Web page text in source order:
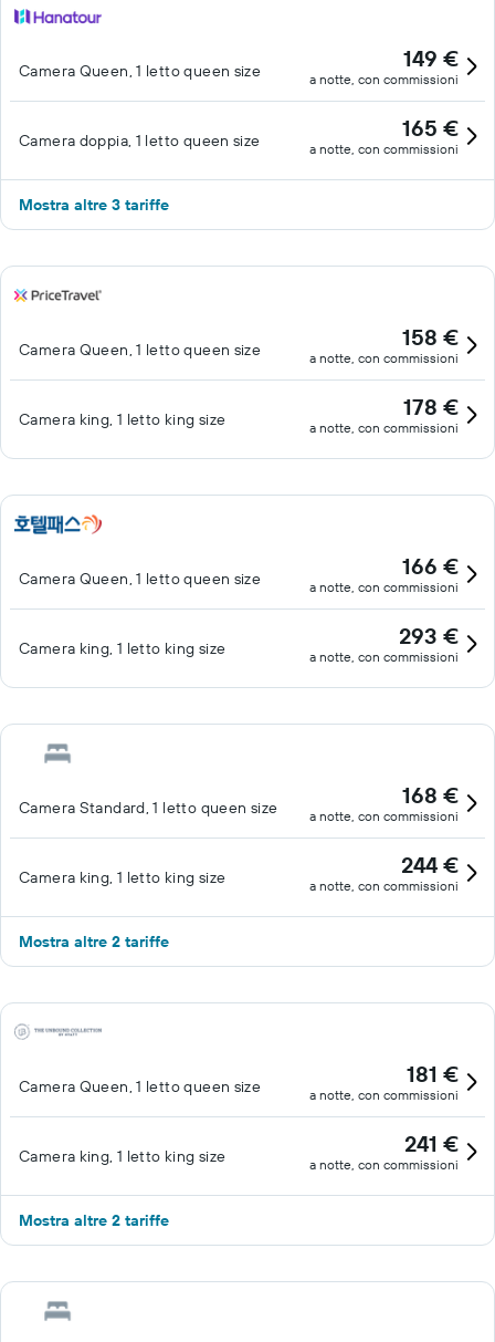
Camera Queen, 1 letto queen size 149 €
a notte, con commissioni
Camera doppia, 1 letto queen size 165 €
a notte, con commissioni
Mostra altre 3 tariffe
Camera Queen, 1 letto queen size 158 €
a notte, con commissioni
Camera king, 1 letto king size 178 €
a notte, con commissioni
Camera Queen, 1 letto queen size 166 €
a notte, con commissioni
Camera king, 1 letto king size 293 €
a notte, con commissioni
Camera Standard, 1 letto queen size 168 €
a notte, con commissioni
Camera king, 1 letto king size 244 €
a notte, con commissioni
Mostra altre 2 tariffe
Camera Queen, 1 letto queen size 181 €
a notte, con commissioni
Camera king, 1 letto king size 241 €
a notte, con commissioni
Mostra altre 2 tariffe